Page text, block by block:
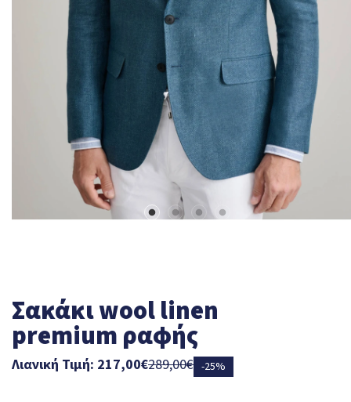
Σακάκι wool linen
premium ραφής
289,00€
Λιανική Τιμή: 217,00€ -25%